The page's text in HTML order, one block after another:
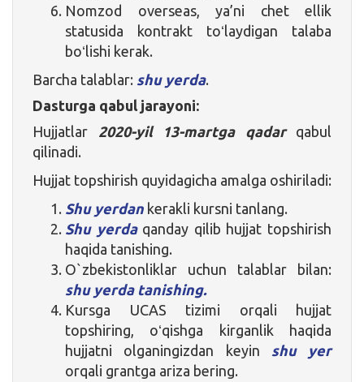
Nomzod overseas, ya’ni chet ellik
statusida kontrakt toʻlaydigan talaba
boʻlishi kerak.
Barcha talablar: shu yerda.
Dasturga qabul jarayoni:
Hujjatlar 2020-yil 13-martga qadarqabul
qilinadi.
Hujjat topshirish quyidagicha amalga oshiriladi:
Shu yerdan kerakli kursni tanlang.
Shu yerdaqanday qilib hujjat topshirish
haqida tanishing.
O`zbekistonliklar uchun talablar bilan:
shu yerda tanishing.
Kursga UCAS tizimi orqali hujjat
topshiring, oʻqishga kirganlik haqida
hujjatni olganingizdan keyin shu yer
orqali grantga ariza bering.